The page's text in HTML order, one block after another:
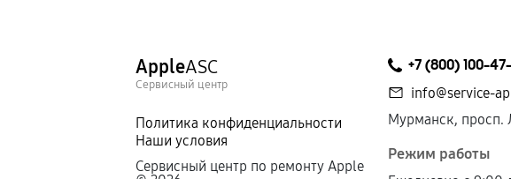
AppleASC
Сервисный центр
Политика конфиденциальности
Наши условия
Сервисный центр по ремонту Apple
+7 (800) 100-
info@service-
Мурманск, просп.
Режим работы